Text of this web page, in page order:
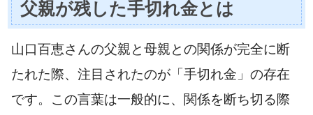
父親が残した手切れ金とは
山口百恵さんの父親と母親との関係が完全に断
たれた際、注目されたのが「手切れ金」の存在
です。この言葉は一般的に、関係を断ち切る際